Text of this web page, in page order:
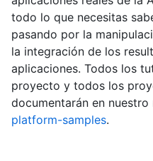
todo lo que necesitas
pasando por la
la integración de los
aplicaciones. Todos los
proyecto y todos los
documentarán en
platform-samples.